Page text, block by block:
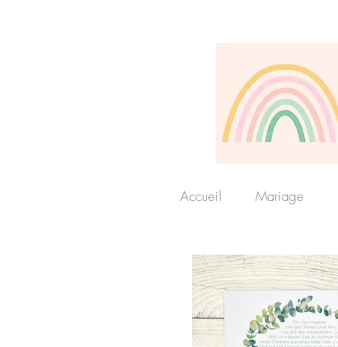
Accueil Mariage